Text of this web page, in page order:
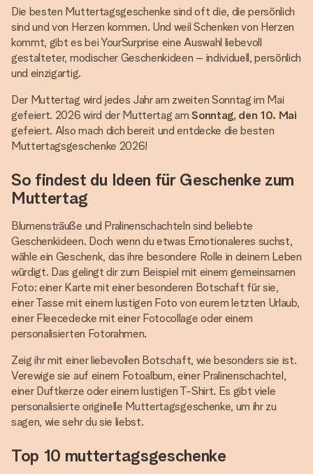
Die besten Muttertagsgeschenke sind oft die, die persönlich
sind und von Herzen kommen. Und weil Schenken von Herzen
kommt, gibt es bei YourSurprise eine Auswahl liebevoll
gestalteter, modischer Geschenkideen – individuell, persönlich
und einzigartig.
Der Muttertag wird jedes Jahr am zweiten Sonntag im Mai
gefeiert. 2026 wird der Muttertag am Sonntag, den 10. Mai
gefeiert. Also mach dich bereit und entdecke die besten
Muttertagsgeschenke 2026!
So findest du Ideen für Geschenke zum
Muttertag
Blumensträuße und Pralinenschachteln sind beliebte
Geschenkideen. Doch wenn du etwas Emotionaleres suchst,
wähle ein Geschenk, das ihre besondere Rolle in deinem Leben
würdigt. Das gelingt dir zum Beispiel mit einem gemeinsamen
Foto: einer Karte mit einer besonderen Botschaft für sie,
einer Tasse mit einem lustigen Foto von eurem letzten Urlaub,
einer Fleecedecke mit einer Fotocollage oder einem
personalisierten Fotorahmen.
Zeig ihr mit einer liebevollen Botschaft, wie besonders sie ist.
Verewige sie auf einem Fotoalbum, einer Pralinenschachtel,
einer Duftkerze oder einem lustigen T-Shirt. Es gibt viele
personalisierte originelle Muttertagsgeschenke, um ihr zu
sagen, wie sehr du sie liebst.
Top 10 muttertagsgeschenke